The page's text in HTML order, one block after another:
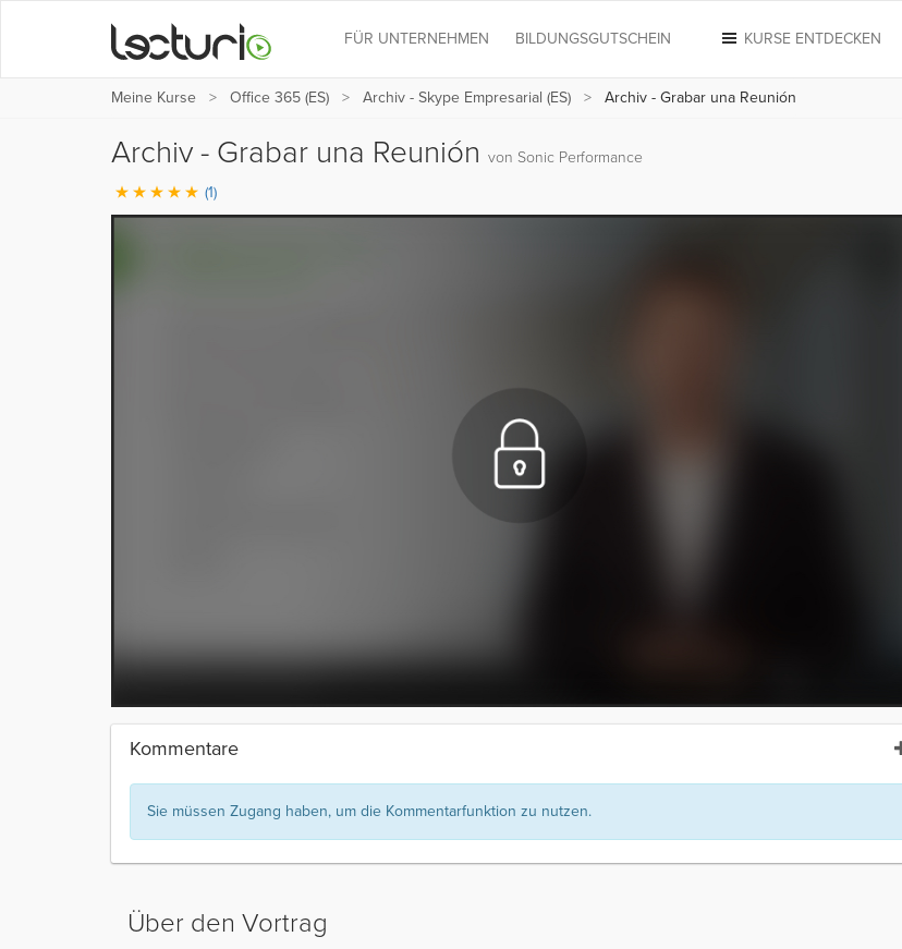
KURSE ENTDECKEN
FÜR UNTERNEHMEN BILDUNGSGUTSCHEIN
Meine Kurse Office 365 (ES) Archiv - Skype Empresarial (ES) Archiv - Grabar una Reunión
Archiv - Grabar una Reunión von Sonic Performance
(1)
Kommentare
Sie müssen Zugang haben, um die Kommentarfunktion zu nutzen.
Über den Vortrag